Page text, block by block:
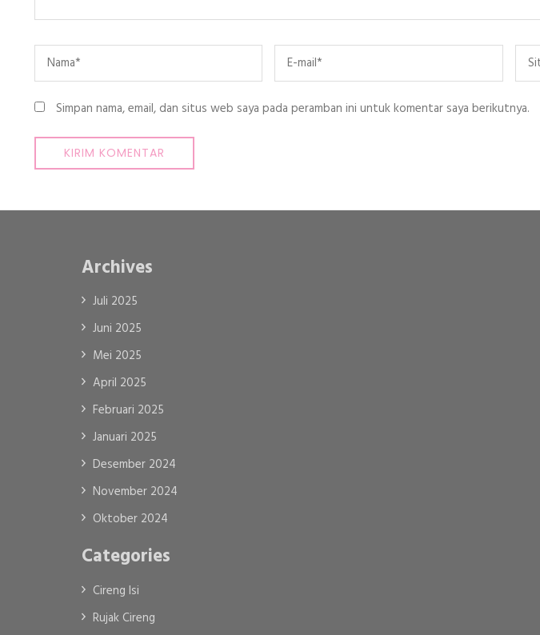
Name Email
Situs
Web
Simpan nama, email, dan situs web saya pada peramban ini untuk komentar saya berikutnya.
Archives
Juli 2025
Juni 2025
Mei 2025
April 2025
Februari 2025
Januari 2025
Desember 2024
November 2024
Oktober 2024
Categories
Cireng Isi
Rujak Cireng